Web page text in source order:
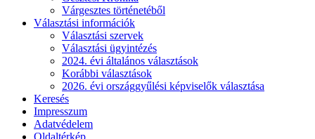
Várgesztes történetéből
Választási információk
Választási szervek
Választási ügyintézés
2024. évi általános választások
Korábbi választások
2026. évi országgyűlési képviselők választása
Keresés
Impresszum
Adatvédelem
Oldaltérkép